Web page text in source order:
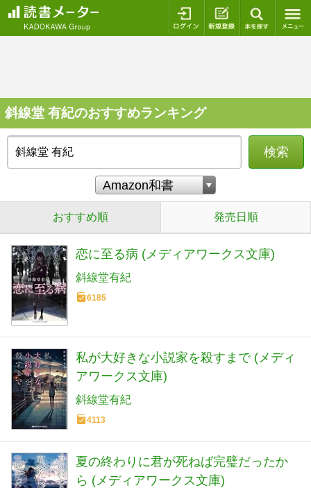
ログイン 新規登録
斜線堂 有紀のおすすめランキング
検索
おすすめ順 発売日順
恋に至る病 (メディアワークス文庫)
斜線堂有紀
6185
私が大好きな小説家を殺すまで (メディ
アワークス文庫)
斜線堂有紀
4113
夏の終わりに君が死ねば完璧だったか
ら (メディアワークス文庫)